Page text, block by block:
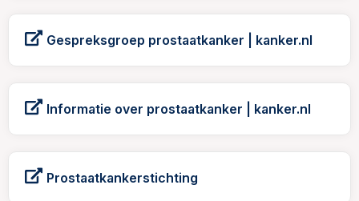
Gespreksgroep prostaatkanker | kanker.nl
Informatie over prostaatkanker | kanker.nl
Prostaatkankerstichting